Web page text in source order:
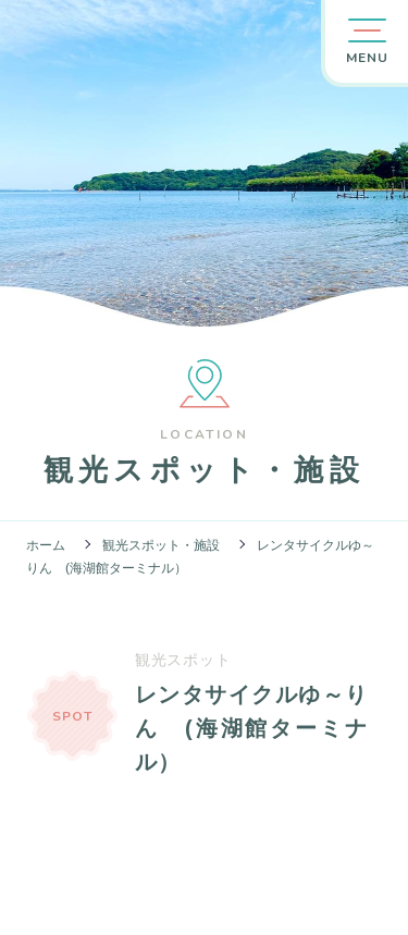
MENU
LOCATION
観光スポット・施設
ホーム 観光スポット・施設
レンタサイクルゆ～
りん (海湖館ターミナル）
SPOT
観光スポット
レンタサイクルゆ～り
ん (海湖館ターミナ
ル）